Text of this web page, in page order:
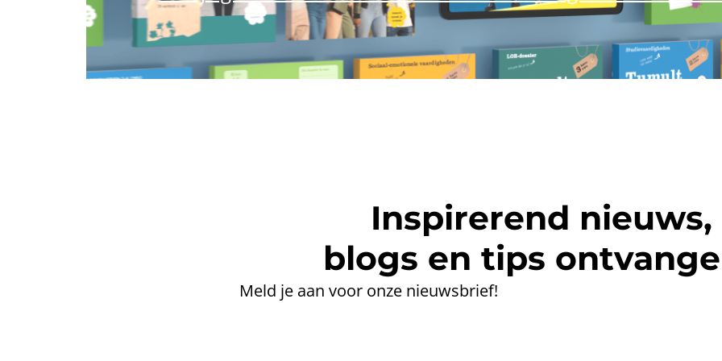
Inspirerend nieuws,
blogs en tips
Meld je aan voor onze nieuwsbrief!